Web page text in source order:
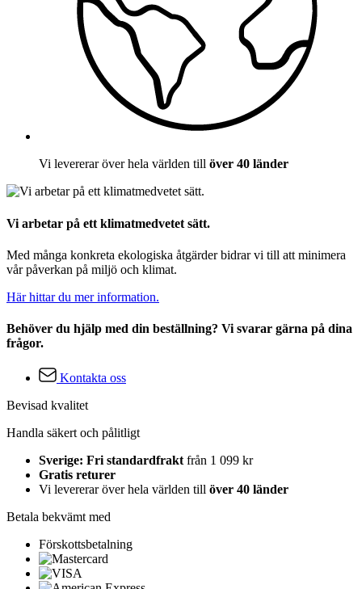
Vi levererar över hela världen till över 40 länder
Vi arbetar på ett klimatmedvetet sätt.
Med många konkreta ekologiska åtgärder bidrar vi till att minimera
vår påverkan på miljö och klimat.
Här hittar du mer information.
Behöver du hjälp med din beställning? Vi svarar gärna på dina
frågor.
Kontakta oss
Bevisad kvalitet
Handla säkert och pålitligt
Sverige: Fri standardfraktfrån 1 099 kr
Gratis returer
Vi levererar över hela världen till över 40 länder
Betala bekvämt med
Förskottsbetalning